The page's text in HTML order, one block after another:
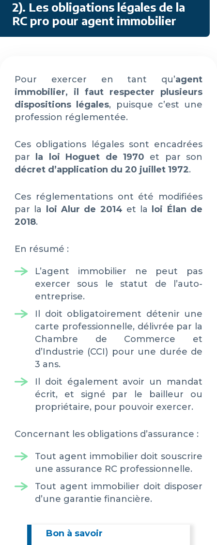
2). Les obligations légales de la
RC pro pour agent immobilier
Pour exercer en tant qu’agent
immobilier, il faut respecter plusieurs
dispositions légales, puisque c’est une
profession réglementée.
Ces obligations légales sont encadrées
par
la loi Hoguet de 1970 et par son
décret d’application du 20 juillet 1972.
Ces réglementations ont été modifiées
par la
loi Alur de 2014 et la
loi Élan de
2018.
En résumé :
L’agent immobilier ne peut pas
exercer sous le statut de l’auto-
entreprise.
Il doit obligatoirement détenir une
carte professionnelle, délivrée par la
Chambre de Commerce et
d’Industrie (CCI) pour une durée de
3 ans.
Il doit également avoir un mandat
écrit, et signé par le bailleur ou
propriétaire, pour pouvoir exercer.
Concernant les obligations d’assurance :
Tout agent immobilier doit souscrire
une assurance RC professionnelle.
Tout agent immobilier doit disposer
d’une garantie financière.
Bon à savoir